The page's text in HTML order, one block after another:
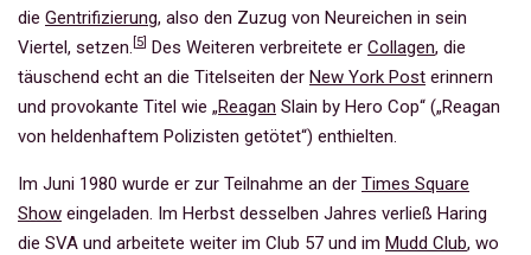
die Gentrifizierung, also den Zuzug von Neureichen in sein
Viertel, setzen. 5 Des Weiteren verbreitete er Collagen, die
täuschend echt an die Titelseiten der New York Post erinnern
und provokante Titel wie „Reagan Slain by Hero Cop“ („Reagan
von heldenhaftem Polizisten getötet“) enthielten.
Im Juni 1980 wurde er zur Teilnahme an der Times Square
Show eingeladen. Im Herbst desselben Jahres verließ Haring
die SVA und arbeitete weiter im Club 57 und im Mudd Club, wo